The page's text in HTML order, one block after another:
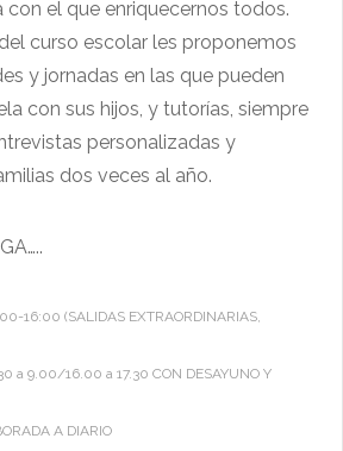
el que enriquecernos todos.
curso escolar les proponemos
y jornadas en las que pueden
con sus hijos, y tutorías, siempre
personalizadas y
dos veces al año.
16:00 (SALIDAS EXTRAORDINARIAS,
a 9.00/16.00 a 17.30 CON DESAYUNO Y
A DIARIO